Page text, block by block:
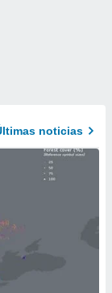
noticias